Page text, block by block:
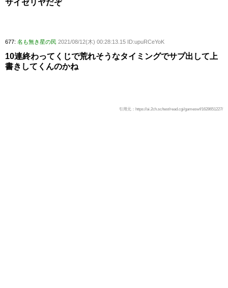
サイゼリヤだぞ
677: 名も無き星の民 2021/08/12(木) 00:28:13.15 ID:upuRCeYoK
10連終わってくじで荒れそうなタイミングでサプ出して上
書きしてくんのかね
引用元：https://ai.2ch.sc/test/read.cgi/gameswf/1628651227/